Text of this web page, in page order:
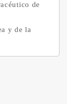
de
y de la